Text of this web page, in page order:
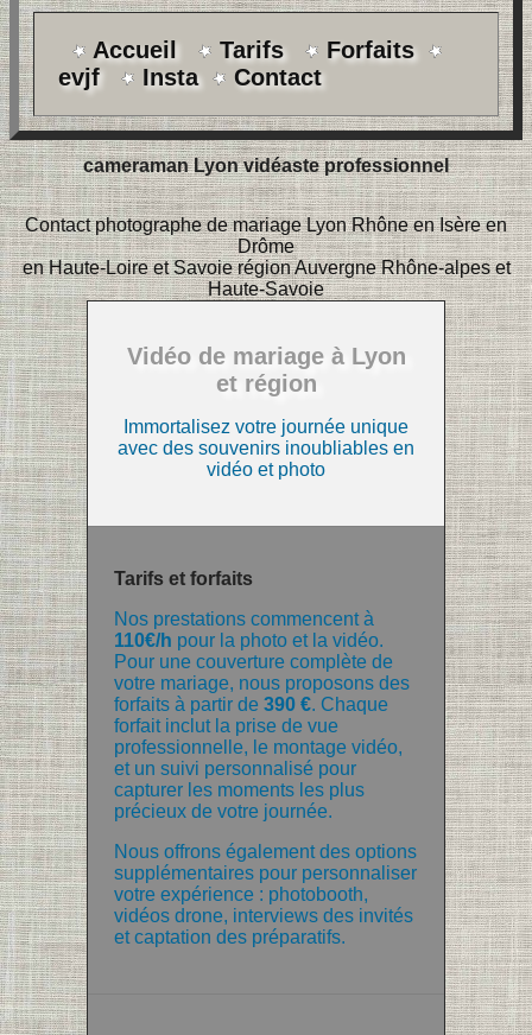
Accueil Tarifs
Forfaits
evjf
Insta Contact
cameraman Lyon vidéaste professionnel
Contact photographe de mariage Lyon Rhône en Isère en
Drôme
en Haute-Loire et Savoie région Auvergne Rhône-alpes et
Haute-Savoie
Vidéo de mariage à Lyon
et région
Immortalisez votre journée unique
avec des souvenirs inoubliables en
vidéo et photo
Tarifs et forfaits
Nos prestations commencent à
110€/h pour la photo et la vidéo.
Pour une couverture complète de
votre mariage, nous proposons des
forfaits à partir de 390 €. Chaque
forfait inclut la prise de vue
professionnelle, le montage vidéo,
et un suivi personnalisé pour
capturer les moments les plus
précieux de votre journée.
Nous offrons également des options
supplémentaires pour personnaliser
votre expérience : photobooth,
vidéos drone, interviews des invités
et captation des préparatifs.